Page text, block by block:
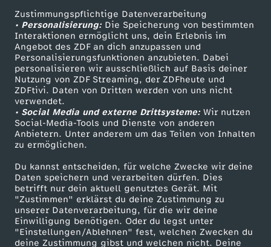
Zustimmungspflichtige Datenverarbeitung
• Personalisierung:Die Speicherung von bestimmten
Interaktionen ermöglicht uns, dein Erlebnis im
Angebot des ZDF an dich anzupassen und
Personalisierungsfunktionen anzubieten. Dabei
personalisieren wir ausschließlich auf Basis deiner
Nutzung von ZDF Streaming, der ZDFheute und
ZDFtivi. Daten von Dritten werden von uns nicht
verwendet.
• Social Media und externe Drittsysteme:Wir nutzen
Social-Media-Tools und Dienste von anderen
Anbietern. Unter anderem um das Teilen von Inhalten
zu ermöglichen.
Du kannst entscheiden, für welche Zwecke wir deine
Daten speichern und verarbeiten dürfen. Dies
betrifft nur dein aktuell genutztes Gerät. Mit
"Zustimmen" erklärst du deine Zustimmung zu
unserer Datenverarbeitung, für die wir deine
Einwilligung benötigen. Oder du legst unter
"Einstellungen/Ablehnen" fest, welchen Zwecken du
deine Zustimmung gibst und welchen nicht. Deine
e
g
e
h
r
t
e
T
Livestreams
Sendungen A-Z
TV-Programm
Zuschauerservice
Hilfe
ZDF Unternehmen
Karriere
ZDF goes Schule
Werbefernsehen
Mainzelmännchen